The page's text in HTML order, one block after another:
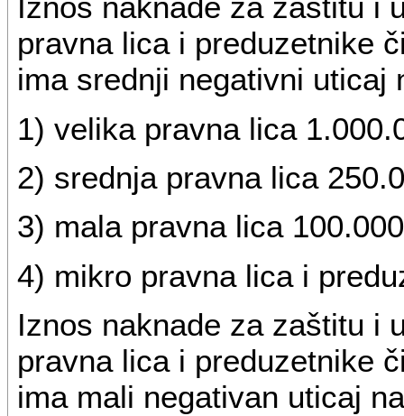
pravna lica i preduzetnike
ima srednji negativni uticaj
1) velika pravna lica
2) srednja pravna lica
3) mala pravna lica
4) mikro pravna lica i
Iznos naknade za zaštitu i
pravna lica i preduzetnike
ima mali negativan uticaj